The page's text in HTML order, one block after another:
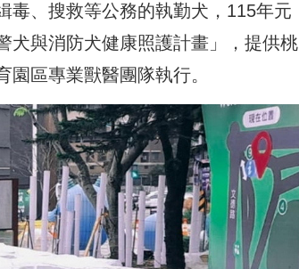
毒、搜救等公務的執勤犬，115年元
犬與消防犬健康照護計畫」，提供桃
區專業獸醫團隊執行。